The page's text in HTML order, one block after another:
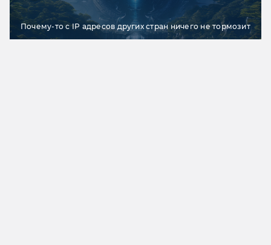
Почему-то с IP адресов других стран ничего не тормозит